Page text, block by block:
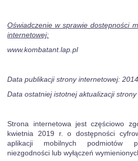
Oświadczenie w sprawie dostępności
internetowej:
www.kombatant.lap.pl
Data publikacji strony internetowej:
Data ostatniej istotnej aktualizacji
Strona internetowa jest częściowo
kwietnia 2019 r. o dostępności
aplikacji mobilnych podmiotów
niezgodności lub wyłączeń